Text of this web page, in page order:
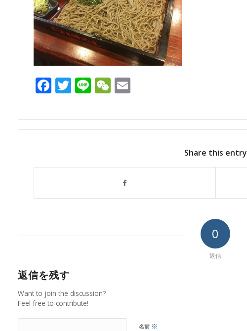
Facebook
Twitter
LineWeChat
Share this entry
0
返信
返信を残す
Want to join the discussion?
Feel free to contribute!
名前 ※